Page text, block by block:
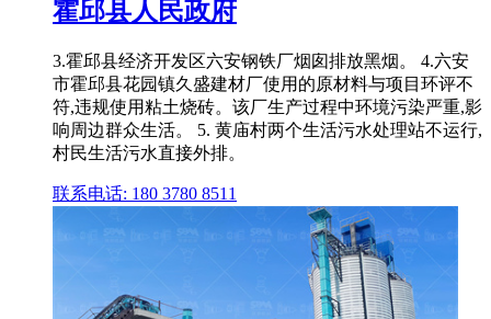
霍邱县人民政府
3.霍邱县经济开发区六安钢铁厂烟囱排放黑烟。 4.六安
市霍邱县花园镇久盛建材厂使用的原材料与项目环评不
符,违规使用粘土烧砖。该厂生产过程中环境污染严重,影
响周边群众生活。 5. 黄庙村两个生活污水处理站不运行,
村民生活污水直接外排。
联系电话: 180 3780 8511